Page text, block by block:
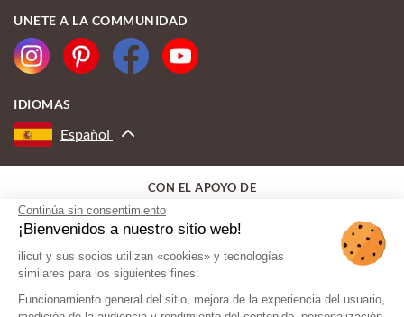
Continúa sin consentimiento
¡Bienvenidos a nuestro sitio web!
ilicut y sus socios utilizan «cookies» y tecnologías
similares para los siguientes fines:
Funcionamiento general del sitio, mejora de la experiencia del usuario,
UNETE A LA COMMUNIDAD
IDIOMAS
Español
CON EL APOYO DE